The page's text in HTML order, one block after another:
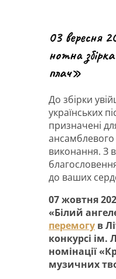
03 вересня
нотна
плач»
До збірки
українських
призначені
виконання. З
до ваших
07 жовтня
«Білий
перемогу в
конкурсі ім.
номінації
музичних